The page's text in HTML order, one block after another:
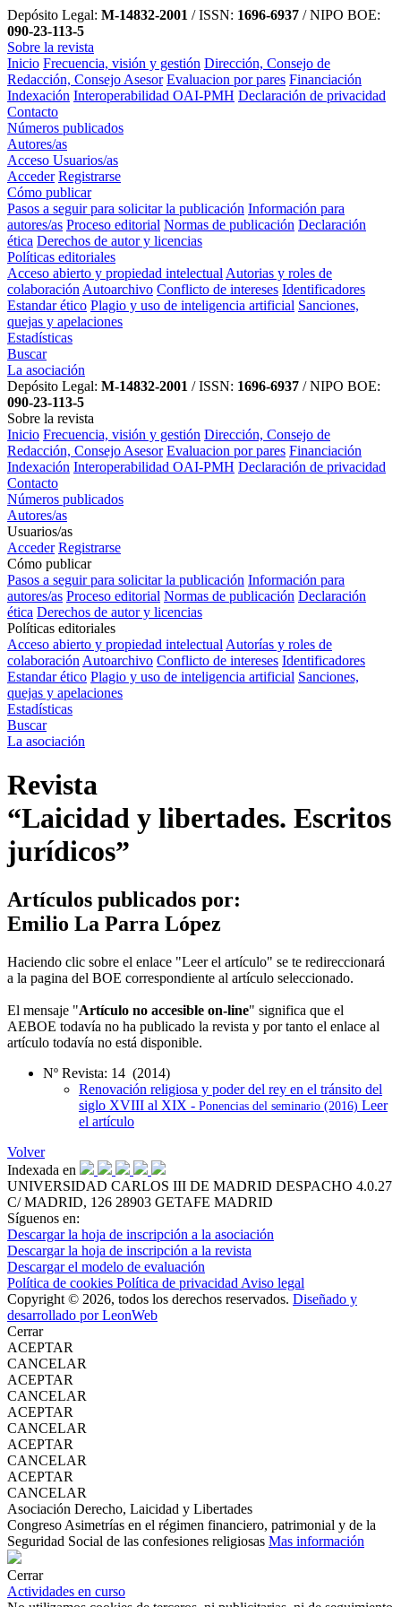
Depósito Legal: M-14832-2001 / ISSN: 1696-6937 / NIPO BOE:
090-23-113-5
Sobre la revista
Inicio Frecuencia, visión y gestión Dirección, Consejo de
Redacción, Consejo Asesor Evaluacion por pares Financiación
Indexación Interoperabilidad OAI-PMH Declaración de privacidad
Contacto
Números publicados
Autores/as
Acceso Usuarios/as
Acceder Registrarse
Cómo publicar
Pasos a seguir para solicitar la publicación Información para
autores/as Proceso editorial Normas de publicación Declaración
ética Derechos de autor y licencias
Políticas editoriales
Acceso abierto y propiedad intelectual Autorias y roles de
colaboración Autoarchivo Conflicto de intereses Identificadores
Estandar ético Plagio y uso de inteligencia artificial Sanciones,
quejas y apelaciones
Estadísticas
Buscar
La asociación
Depósito Legal: M-14832-2001 / ISSN: 1696-6937 / NIPO BOE:
090-23-113-5
Sobre la revista
Inicio Frecuencia, visión y gestión Dirección, Consejo de
Redacción, Consejo Asesor Evaluacion por pares Financiación
Indexación Interoperabilidad OAI-PMH Declaración de privacidad
Contacto
Números publicados
Autores/as
Usuarios/as
Acceder Registrarse
Cómo publicar
Pasos a seguir para solicitar la publicación Información para
autores/as Proceso editorial Normas de publicación Declaración
ética Derechos de autor y licencias
Políticas editoriales
Acceso abierto y propiedad intelectual Autorías y roles de
colaboración Autoarchivo Conflicto de intereses Identificadores
Estandar ético Plagio y uso de inteligencia artificial Sanciones,
quejas y apelaciones
Estadísticas
Buscar
La asociación
Revista
“Laicidad y libertades. Escritos
jurídicos”
Artículos publicados por:
Emilio La Parra López
Haciendo clic sobre el enlace "Leer el artículo" se te redireccionará
a la pagina del BOE correspondiente al artículo seleccionado.
El mensaje "Artículo no accesible on-line" significa que el
AEBOE todavía no ha publicado la revista y por tanto el enlace al
artículo todavía no está disponible.
Nº Revista: 14 (2014)
Renovación religiosa y poder del rey en el tránsito del
siglo XVIII al XIX - Ponencias del seminario (2016) Leer
el artículo
Volver
Indexada en
UNIVERSIDAD CARLOS III DE MADRID DESPACHO 4.0.27
C/ MADRID, 126 28903 GETAFE MADRID
Síguenos en:
Descargar la hoja de inscripción a la asociación
Descargar la hoja de inscripción a la revista
Descargar el modelo de evaluación
Política de cookies Política de privacidad Aviso legal
Copyright © 2026, todos los derechos reservados. Diseñado y
desarrollado por LeonWeb
Cerrar
ACEPTAR
CANCELAR
ACEPTAR
CANCELAR
ACEPTAR
CANCELAR
ACEPTAR
CANCELAR
ACEPTAR
CANCELAR
Asociación Derecho, Laicidad y Libertades
Congreso Asimetrías en el régimen financiero, patrimonial y de la
Seguridad Social de las confesiones religiosas Mas información
Cerrar
Actividades en curso